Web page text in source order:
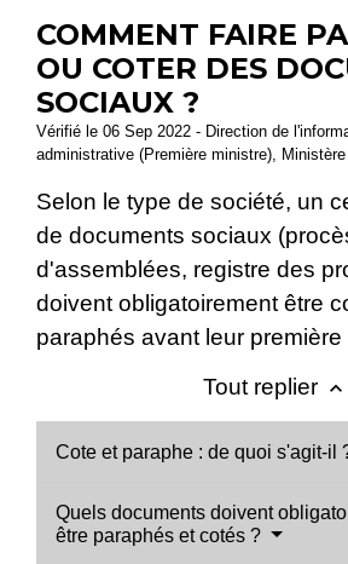
COMMENT FAIRE
OU COTER DES
SOCIAUX ?
Vérifié le 06 Sep 2022 - Direction de
administrative (Première ministre),
Selon le type de société, un
de documents sociaux
d'assemblées, registre des
doivent obligatoirement être
paraphés avant leur première
Tout replier keyboard_arrow_up
Cote et paraphe : de quoi s'agit-il
Quels documents doivent
être paraphés et cotés ?